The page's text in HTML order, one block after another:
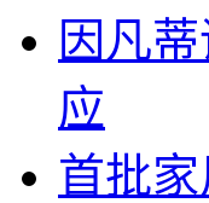
因凡
应
首批